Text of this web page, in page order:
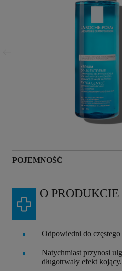
POJEMNOŚĆ
O PRODUKCIE
Odpowiedni do częstego
Natychmiast przynosi
długotrwały efekt kojący.